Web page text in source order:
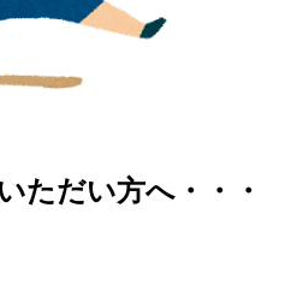
ただい方へ・・・